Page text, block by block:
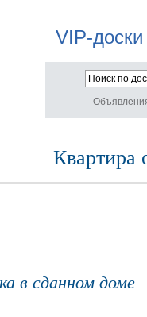
VIP-
Квартира
в сданном доме